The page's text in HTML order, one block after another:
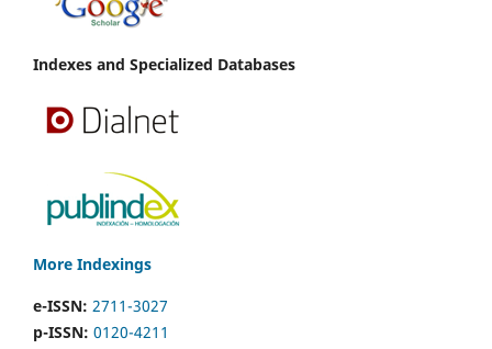
Indexes and Specialized Databases
More Indexings
e-ISSN: 2711-3027
p-ISSN: 0120-4211